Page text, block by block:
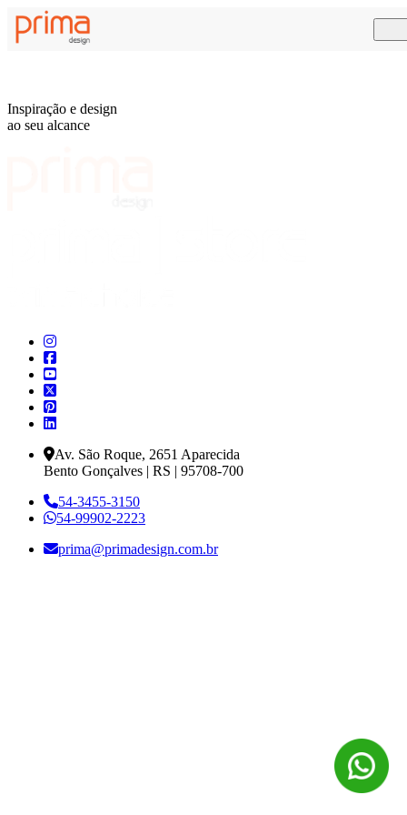
Inspiração e design
ao seu alcance
Av. São Roque, 2651 Aparecida
Bento Gonçalves | RS | 95708-700
54-3455-3150
54-99902-2223
prima@primadesign.com.br